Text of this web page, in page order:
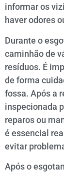
informar os
haver odores
Durante o
caminhão de
resíduos. É
de forma
fossa. Após a
inspecionada
reparos ou
é essencial
evitar
Após o